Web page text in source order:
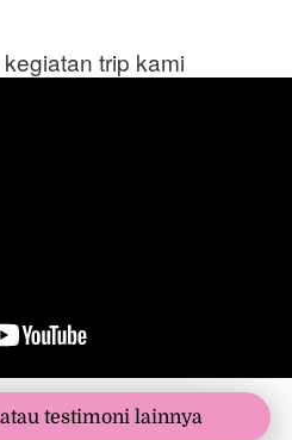
trip kami
testimoni lainnya